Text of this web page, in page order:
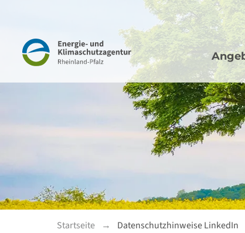
Navigation
Startseite Datenschutzhinweise LinkedIn